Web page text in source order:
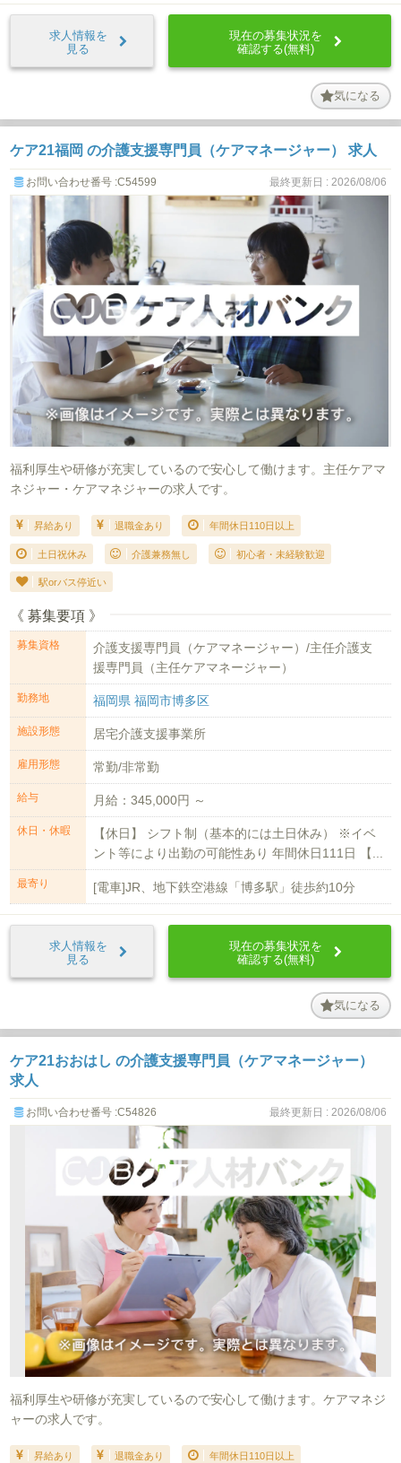
求人情報を
見る
現在の募集状況を
確認する(無料)
気になる
ケア21福岡 の介護支援専門員（ケアマネージャー） 求人
お問い合わせ番号 :C54599 最終更新日 : 2026/08/06
福利厚生や研修が充実しているので安心して働けます。主任ケアマ
ネジャー・ケアマネジャーの求人です。
昇給あり 退職金あり 年間休日110日以上
土日祝休み 介護兼務無し 初心者・未経験歓迎
駅orバス停近い
《 募集要項 》
募集資格
介護支援専門員（ケアマネージャー）/主任介護支
援専門員（主任ケアマネージャー）
勤務地 福岡県 福岡市博多区
施設形態 居宅介護支援事業所
雇用形態 常勤/非常勤
給与 月給：345,000円 ～
休日・休暇
【休日】 シフト制（基本的には土日休み） ※イベ
ント等により出勤の可能性あり 年間休日111日 【...
最寄り [電車]JR、地下鉄空港線「博多駅」徒歩約10分
求人情報を
見る
現在の募集状況を
確認する(無料)
気になる
ケア21おおはし の介護支援専門員（ケアマネージャー）
求人
お問い合わせ番号 :C54826 最終更新日 : 2026/08/06
福利厚生や研修が充実しているので安心して働けます。ケアマネジ
ャーの求人です。
昇給あり 退職金あり 年間休日110日以上